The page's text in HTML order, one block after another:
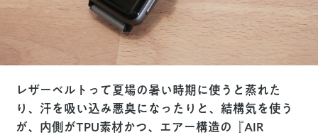
レザーベルトって夏場の暑い時期に使うと蒸れた
り、汗を吸い込み悪臭になったりと、結構気を使う
が、内側がTPU素材かつ、エアー構造の『AIR